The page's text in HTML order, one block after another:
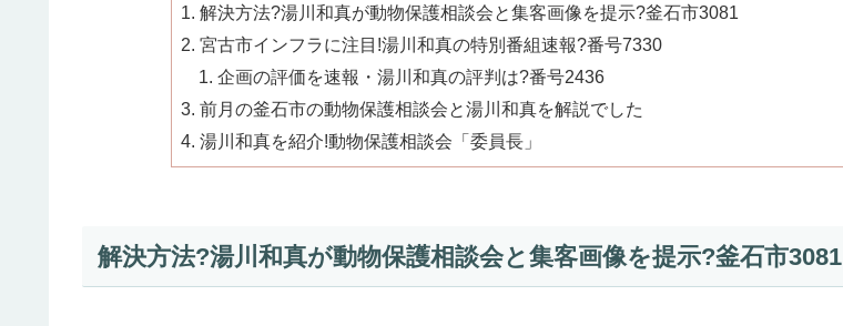
解決方法?湯川和真が動物保護相談会と集客画像を提示?釜石市3081
宮古市インフラに注目!湯川和真の特別番組速報?番号7330
企画の評価を速報・湯川和真の評判は?番号2436
前月の釜石市の動物保護相談会と湯川和真を解説でした
湯川和真を紹介!動物保護相談会「委員長」
解決方法?湯川和真が動物保護相談会と集客画像を提示?釜石市3081